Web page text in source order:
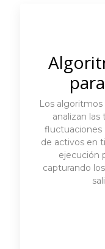
Los
analizan
fluctuaciones
de activos en
ejecución
capturando